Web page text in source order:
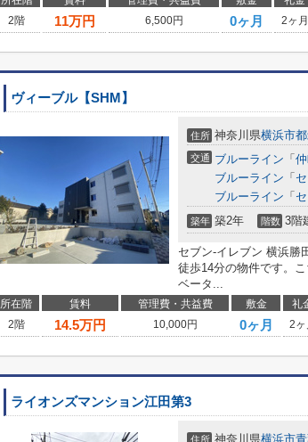
2階
11万円 6,500円 0ヶ月 2ヶ月
ヴィーブル【SHM】
住所 神奈川県横浜市
交通 ブルーライン 「
ブルーライン 「
ブルーライン 「
築年 築2年 階数 3階
セブン‐イレブン 横浜勝
徒歩14分の物件です。
ベータ...
所在階 賃料 管理費・共益費 敷金 礼
2階
14.5万円 10,000円 0ヶ月 2ヶ
ライオンズマンション江田第3
住所 神奈川県横浜市